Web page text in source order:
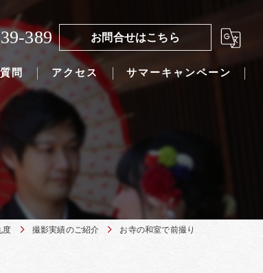
389 お問合せはこちら
問 アクセス サマーキャンペーン
度 撮影実績のご紹介 お寺の和室で前撮り